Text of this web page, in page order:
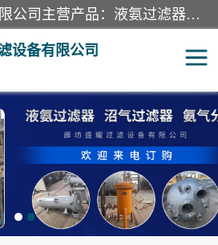
廊坊盛耀过滤设备有限公司主营产品：液氨过滤器、沼气过滤器、氨气分离器、二氧化碳过滤器、过滤器、液氨氨气过滤器、天然气过滤器、管道过滤器、*过滤器、液氨除油除水过滤器、氨气除油除水过滤器、焦炉煤气除焦油过滤器等。
设备有限公司
过滤器
沼气过滤器
管道过滤器